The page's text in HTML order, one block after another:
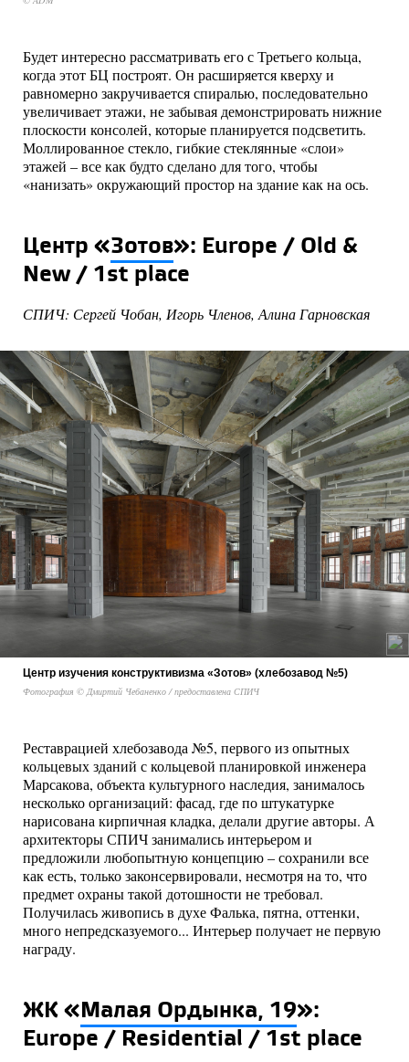
Будет интересно рассматривать его с Третьего кольца,
когда этот БЦ построят. Он расширяется кверху и
равномерно закручивается спиралью, последовательно
увеличивает этажи, не забывая демонстрировать нижние
плоскости консолей, которые планируется подсветить.
Моллированное стекло, гибкие стеклянные «слои»
этажей – все как будто сделано для того, чтобы
«нанизать» окружающий простор на здание как на ось.
Центр «Зотов»: Europe / Old &
New / 1st place
СПИЧ: Сергей Чобан, Игорь Членов, Алина Гарновская
Центр изучения конструктивизма «Зотов» (хлебозавод №5)
Фотография © Дмиртий Чебаненко / предоставлена СПИЧ
Реставрацией хлебозавода №5, первого из опытных
кольцевых зданий с кольцевой планировкой инженера
Марсакова, объекта культурного наследия, занималось
несколько организаций: фасад, где по штукатурке
нарисована кирпичная кладка, делали другие авторы. А
архитекторы СПИЧ занимались интерьером и
предложили любопытную концепцию – сохранили все
как есть, только законсервировали, несмотря на то, что
предмет охраны такой дотошности не требовал.
Получилась живопись в духе Фалька, пятна, оттенки,
много непредсказуемого... Интерьер получает не первую
награду.
ЖК «Малая Ордынка, 19»:
Europe / Residential / 1st place